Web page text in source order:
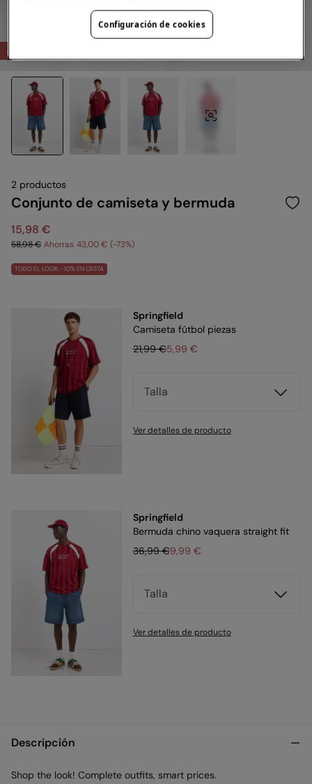
-73%
2 productos
Conjunto de camiseta y bermuda
15,98 €
58,98 € Ahorras 43,00 € 73
TODO EL LOOK: -10% EN CESTA
Springfield
Camiseta fútbol piezas
5,99 €
21,99 €
Talla
Ver detalles de producto
Springfield
Bermuda chino vaquera straight fit
9,99 €
36,99 €
Talla
Ver detalles de producto
Descripción
Shop the look! Complete outfits, smart prices.
Configuración de cookies